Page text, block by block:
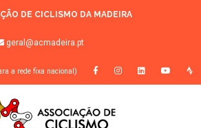
DE CICLISMO DA MADEIRA
geral@acmadeira.pt
a rede fixa nacional)